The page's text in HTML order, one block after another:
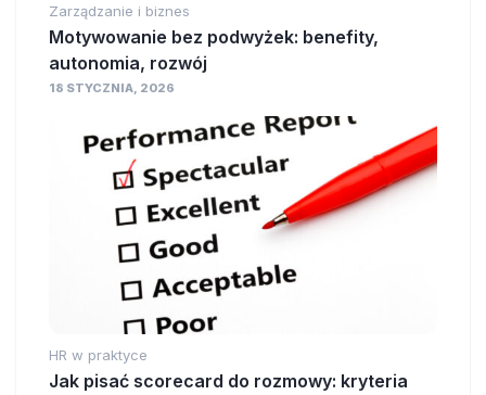
Zarządzanie i biznes
Motywowanie bez podwyżek: benefity,
autonomia, rozwój
18 STYCZNIA, 2026
HR w praktyce
Jak pisać scorecard do rozmowy: kryteria